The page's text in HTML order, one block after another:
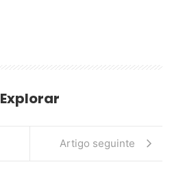
Explorar
Artigo seguinte